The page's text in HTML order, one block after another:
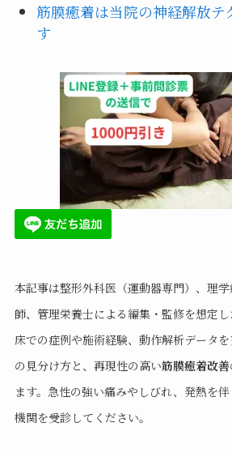
筋膜癒着は当院の神経解放テ
す
本記事は整形外科医（運動器専門）、理
師、管理栄養士による編集・監修を想定
床での症例や施術経験、動作解析データを
の見分け方と、再現性の高い筋膜癒着改善
ます。急性の強い痛みやしびれ、発熱を
機関を受診してください。